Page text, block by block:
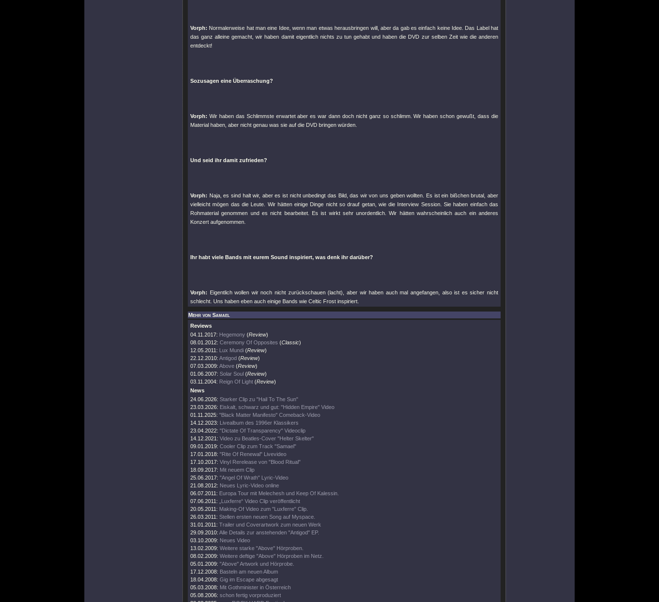
Vorph: Normalerweise hat man eine Idee, wenn man etwas herausbringen will, aber da gab es einfach keine Idee. Das Label hat
das ganz alleine gemacht, wir haben damit eigentlich nichts zu tun gehabt und haben die DVD zur selben Zeit wie die anderen
entdeckt!
Sozusagen eine Überraschung?
Vorph: Wir haben das Schlimmste erwartet aber es war dann doch nicht ganz so schlimm. Wir haben schon gewußt, dass die
Material haben, aber nicht genau was sie auf die DVD bringen würden.
Und seid ihr damit zufrieden?
Vorph: Naja, es sind halt wir, aber es ist nicht unbedingt das Bild, das wir von uns geben wollten. Es ist ein bißchen brutal, aber
vielleicht mögen das die Leute. Wir hätten einige Dinge nicht so drauf getan, wie die Interview Session. Sie haben einfach das
Rohmaterial genommen und es nicht bearbeitet. Es ist wirkt sehr unordentlich. Wir hätten wahrscheinlich auch ein anderes
Konzert aufgenommen.
Ihr habt viele Bands mit eurem Sound inspiriert, was denk ihr darüber?
Vorph: Eigentlich wollen wir noch nicht zurückschauen (lacht), aber wir haben auch mal angefangen, also ist es sicher nicht
schlecht. Uns haben eben auch einige Bands wie Celtic Frost inspiriert.
Mehr von Samael
Reviews
04.11.2017: Hegemony (Review)
08.01.2012: Ceremony Of Opposites (Classic)
12.05.2011: Lux Mundi (Review)
22.12.2010: Antigod (Review)
07.03.2009: Above (Review)
01.06.2007: Solar Soul (Review)
03.11.2004: Reign Of Light (Review)
News
24.06.2026: Starker Clip zu "Hail To The Sun"
23.03.2026: Eiskalt, schwarz und gut: "Hidden Empire" Video
01.11.2025: "Black Matter Manifesto" Comeback-Video
14.12.2023: Livealbum des 1996er Klassikers
23.04.2022: "Dictate Of Transparency" Videoclip
14.12.2021: Video zu Beatles-Cover "Helter Skelter"
09.01.2019: Cooler Clip zum Track "Samael"
17.01.2018: "Rite Of Renewal" Livevideo
17.10.2017: Vinyl Rerelease von "Blood Ritual"
18.09.2017: Mit neuem Clip
25.06.2017: "Angel Of Wrath" Lyric-Video
21.08.2012: Neues Lyric-Video online
06.07.2011: Europa Tour mit Melechesh und Keep Of Kalessin.
07.06.2011:
„Luxferre“ Video Clip veröffentlicht
20.05.2011: Making-Of Video zum "Luxferre" Clip.
26.03.2011: Stellen ersten neuen Song auf Myspace.
31.01.2011: Trailer und Coverartwork zum neuen Werk
29.09.2010: Alle Details zur anstehenden "Antigod" EP.
03.10.2009: Neues Video
13.02.2009: Weitere starke "Above" Hörproben.
08.02.2009: Weitere deftige "Above" Hörproben im Netz.
05.01.2009: "Above" Artwork und Hörprobe.
17.12.2008: Basteln am neuen Album
18.04.2008: Gig im Escape abgesagt
05.03.2008: Mit Gothminister in Österreich
05.08.2006: schon fertig vorproduziert